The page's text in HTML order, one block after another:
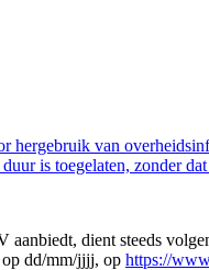
hergebruik van
is toegelaten, zonder
dient steeds
op dd/mm/jjjj, op https://